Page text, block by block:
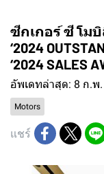
ซีกเกอร์ ซี โม
‘2024
‘2024 SALES
อัพเดทล่าสุด: 8 ก.พ
Motors
แชร์